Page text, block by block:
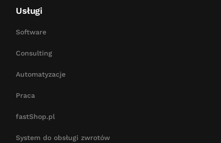
Usługi
Software
Consulting
Automatyzacje
Praca
fastShop.pl
System do obsługi zwrotów